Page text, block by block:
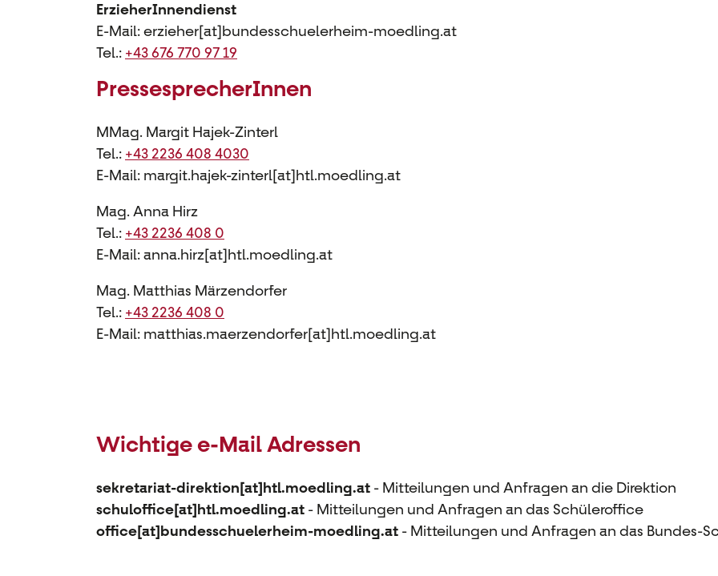
ErzieherInnendienst
E-Mail: erzieher[at]bundesschuelerheim-moedling.at
Tel.: +43 676 770 97 19
PressesprecherInnen
MMag. Margit Hajek-Zinterl
Tel.: +43 2236 408 4030
E-Mail: margit.hajek-zinterl[at]htl.moedling.at
Mag. Anna Hirz
Tel.: +43 2236 408 0
E-Mail: anna.hirz[at]htl.moedling.at
Mag. Matthias Märzendorfer
Tel.: +43 2236 408 0
E-Mail: matthias.maerzendorfer[at]htl.moedling.at
Wichtige e-Mail Adressen
sekretariat-direktion[at]htl.moedling.at - Mitteilungen und Anfragen an die Direktion
schuloffice[at]htl.moedling.at - Mitteilungen und Anfragen an das Schüleroffice
office[at]bundesschuelerheim-moedling.at - Mitteilungen und Anfragen an das Bundes-